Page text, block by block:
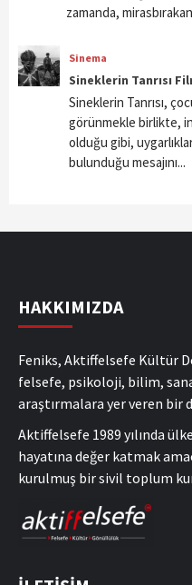
zamanda,
Sinema
Sineklerin Tanrısı
Sineklerin Tanrısı,
görünmekle birlikte,
olduğu gibi,
bulunduğu mesajını...
HAKKIMIZDA
Feniks, Aktiffelsefe Kültür
felsefe, psikoloji, bilim,
araştırmalara yer veren bir
Aktiffelsefe 1989 yılında
hayatına değer katmak
kurulmuş bir sivil toplum